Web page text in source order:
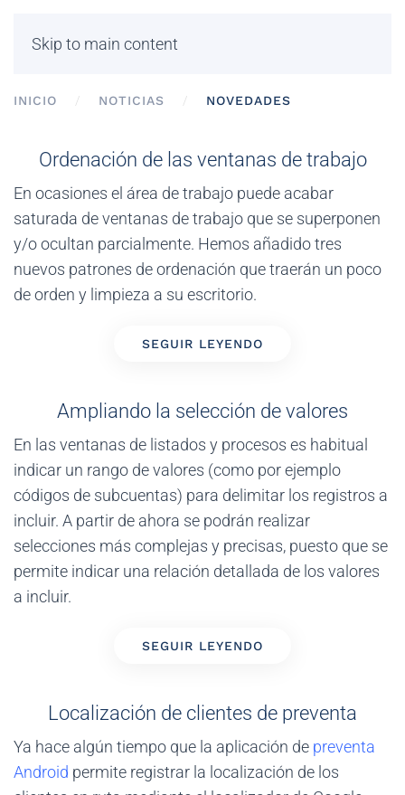
Skip to main content
INICIO NOTICIAS NOVEDADES
Ordenación de las ventanas de trabajo
En ocasiones el área de trabajo puede acabar
saturada de ventanas de trabajo que se superponen
y/o ocultan parcialmente. Hemos añadido tres
nuevos patrones de ordenación que traerán un poco
de orden y limpieza a su escritorio.
SEGUIR LEYENDO
Ampliando la selección de valores
En las ventanas de listados y procesos es habitual
indicar un rango de valores (como por ejemplo
códigos de subcuentas) para delimitar los registros a
incluir. A partir de ahora se podrán realizar
selecciones más complejas y precisas, puesto que se
permite indicar una relación detallada de los valores
a incluir.
SEGUIR LEYENDO
Localización de clientes de preventa
Ya hace algún tiempo que la aplicación de preventa
Android permite registrar la localización de los